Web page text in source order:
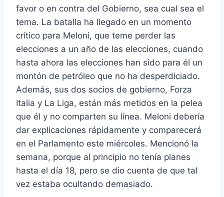
favor o en contra del Gobierno, sea cual sea el
tema. La batalla ha llegado en un momento
crítico para Meloni, que teme perder las
elecciones a un año de las elecciones, cuando
hasta ahora las elecciones han sido para él un
montón de petróleo que no ha desperdiciado.
Además, sus dos socios de gobierno, Forza
Italia y La Liga, están más metidos en la pelea
que él y no comparten su línea. Meloni debería
dar explicaciones rápidamente y comparecerá
en el Parlamento este miércoles. Mencionó la
semana, porque al principio no tenía planes
hasta el día 18, pero se dio cuenta de que tal
vez estaba ocultando demasiado.